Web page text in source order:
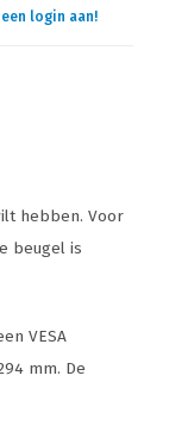
login aan!
hebben. Voor
beugel is
VESA
mm. De